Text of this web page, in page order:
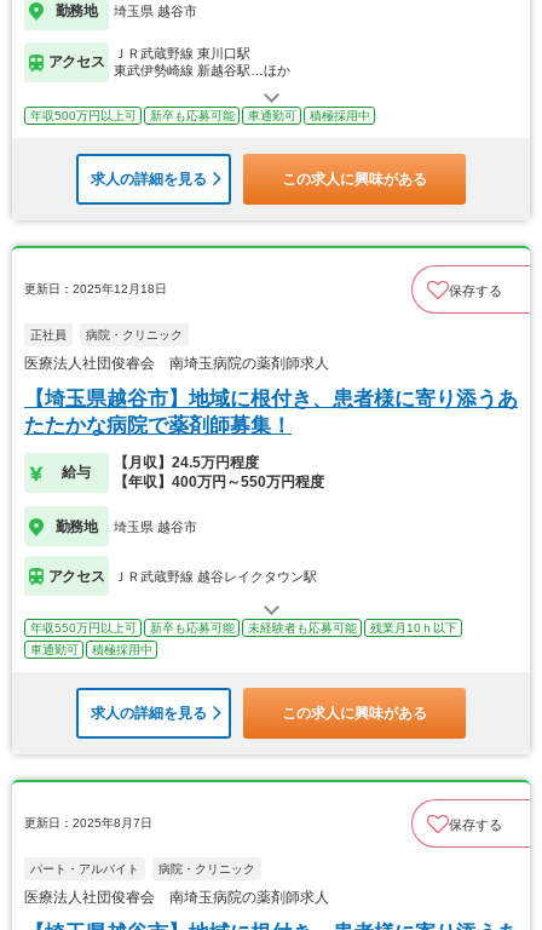
勤務地 埼玉県 越谷市
アクセス
ＪＲ武蔵野線 東川口駅
東武伊勢崎線 新越谷駅…ほか
年収500万円以上可 新卒も応募可能 車通勤可 積極採用中
求人の詳細を見る この求人に興味がある
更新日：2025年12月18日 保存する
正社員 病院・クリニック
医療法人社団俊睿会 南埼玉病院の薬剤師求人
【埼玉県越谷市】地域に根付き、患者様に寄り添うあ
たたかな病院で薬剤師募集！
給与
【月収】24.5万円程度
【年収】400万円～550万円程度
勤務地 埼玉県 越谷市
アクセス ＪＲ武蔵野線 越谷レイクタウン駅
年収550万円以上可 新卒も応募可能 未経験者も応募可能
残業月10ｈ以下
車通勤可
積極採用中
求人の詳細を見る この求人に興味がある
更新日：2025年8月7日 保存する
パート・アルバイト 病院・クリニック
医療法人社団俊睿会 南埼玉病院の薬剤師求人